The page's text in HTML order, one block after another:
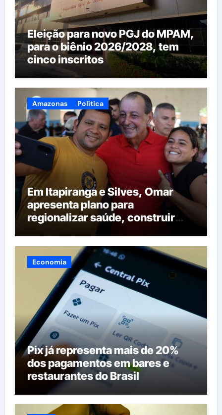
Eleição para novo PGJ do MPAM,
para o biênio 2026/2028, tem
cinco inscritos
Amazonas Política
Em Itapiranga e Silves, Omar
apresenta plano para
regionalizar saúde, construir
maternidades e hospital regional
em Itacoatiara
Economia
Pix já representa mais de 20%
dos pagamentos em bares e
restaurantes do Brasil